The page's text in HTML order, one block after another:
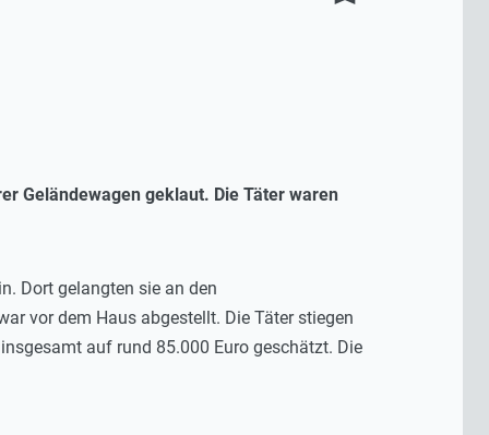
Geländewagen geklaut. Die Täter waren
Dort gelangten sie an den
vor dem Haus abgestellt. Die Täter stiegen
auf rund 85.000 Euro geschätzt. Die